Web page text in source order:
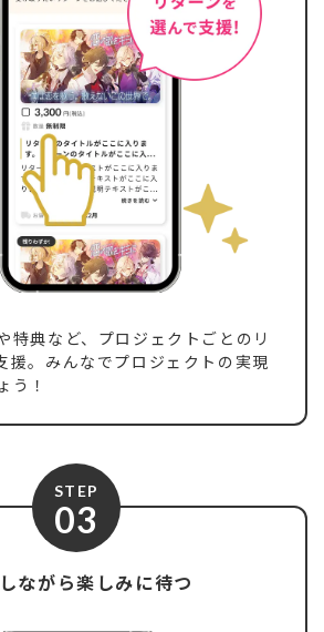
特典など、プロジェクトごとのリ
援。みんなでプロジェクトの実現
う！
STEP
03
ながら楽しみに待つ